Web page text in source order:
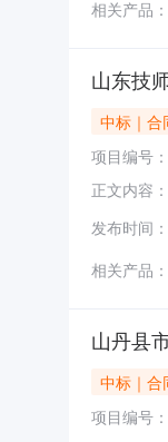
相关产品：
山东技
中标｜合
项目编号：
正文内容：
发布时间：
相关产品：
山丹县
中标｜合
项目编号：